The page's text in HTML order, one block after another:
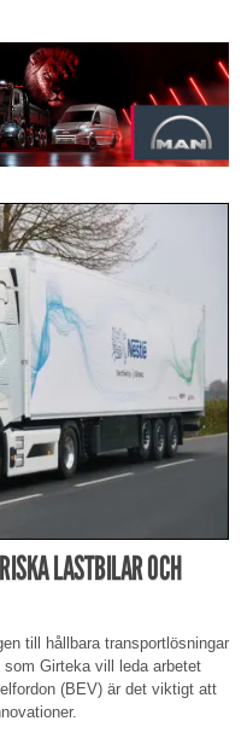
LASTBILAR OCH
till hållbara transportlösningar
Girteka vill leda arbetet
(BEV) är det viktigt att